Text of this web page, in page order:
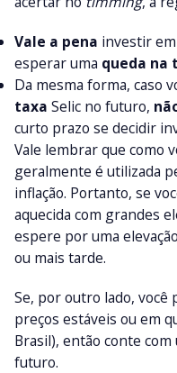
Vale a pena investir em
esperar uma queda na
Da mesma forma, caso
taxa Selic no futuro,
curto prazo se decidir
Vale lembrar que como
geralmente é utilizada
inflação. Portanto, se
aquecida com grandes
espere por uma
ou mais tarde.
Se, por outro lado, você
preços estáveis ou em
Brasil), então conte
futuro.